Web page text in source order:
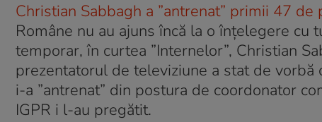
Christian Sabbagh a ”antrenat” primii 47
Române nu au ajuns încă la o înțelegere
temporar, în curtea ”Internelor”, Christian
prezentatorul de televiziune a stat de
i-a ”antrenat” din postura de coordonator
IGPR i l-au pregătit.